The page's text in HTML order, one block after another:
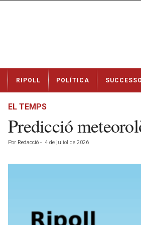
t
RIPOLL POLÍTICA
EL TEMPS
Predicció
Por Redacció - 4 de juliol de 2026